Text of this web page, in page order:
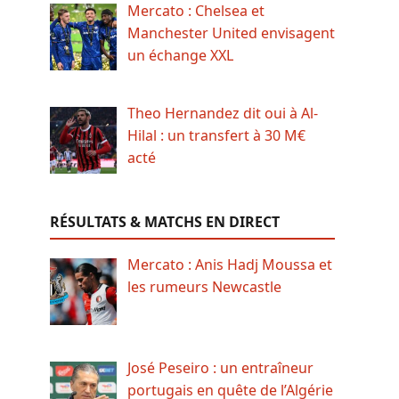
Mercato : Chelsea et
Manchester United envisagent
un échange XXL
Theo Hernandez dit oui à Al-
Hilal : un transfert à 30 M€
acté
RÉSULTATS & MATCHS EN DIRECT
Mercato : Anis Hadj Moussa et
les rumeurs Newcastle
José Peseiro : un entraîneur
portugais en quête de l’Algérie